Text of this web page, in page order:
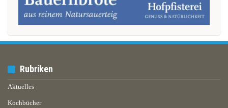
Rubriken
Aktuelles
Kochbücher